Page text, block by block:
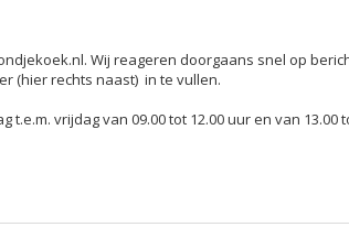
. Wij reageren doorgaans snel op
(hier rechts naast) in te vullen.
vrijdag van 09.00 tot 12.00 uur en van 13.00